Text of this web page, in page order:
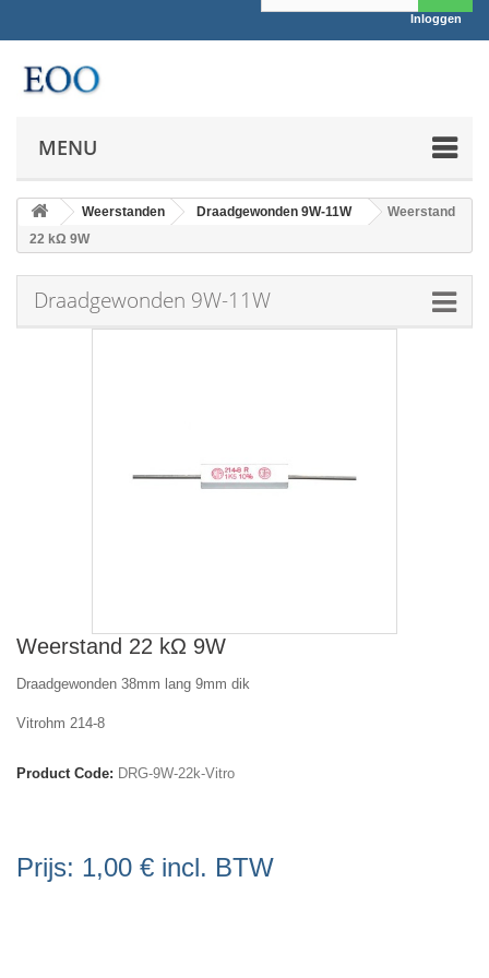
Inloggen
MENU
Weerstanden Draadgewonden 9W-11W
Weerstand
22 kΩ 9W
Draadgewonden 9W-11W
Weerstand 22 kΩ 9W
Draadgewonden 38mm lang 9mm dik
Vitrohm 214-8
Product Code: DRG-9W-22k-Vitro
Prijs: 1,00 € incl. BTW